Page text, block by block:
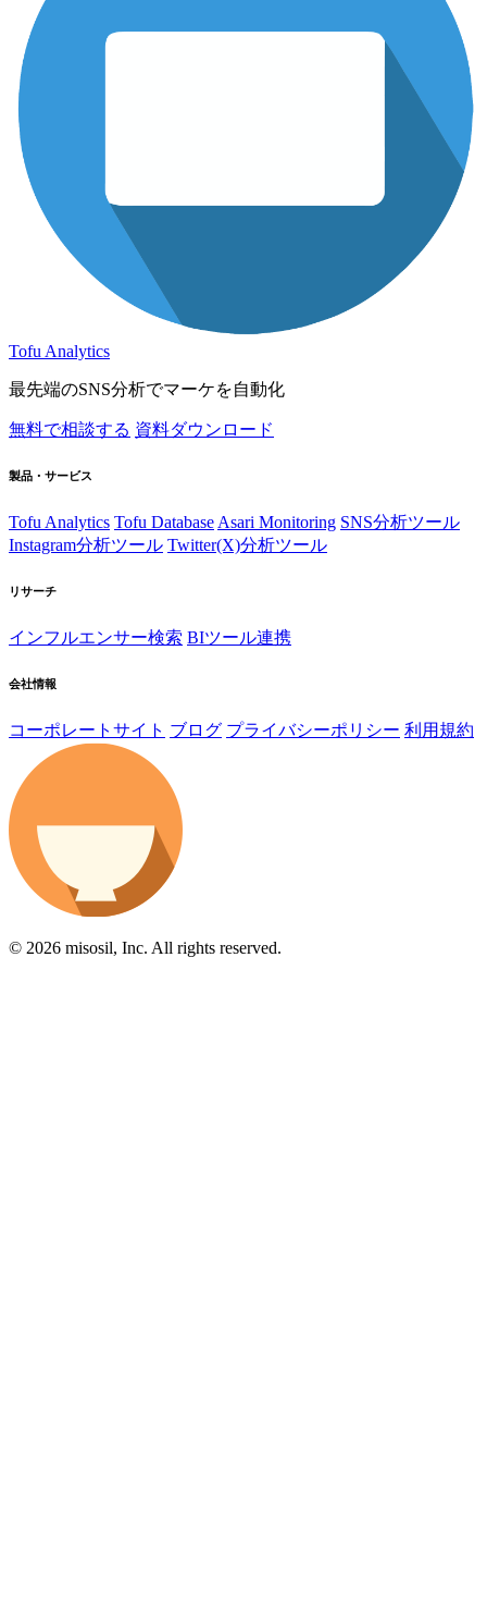
Tofu Analytics
最先端のSNS分析でマーケを自動化
無料で相談する 資料ダウンロード
製品・サービス
Tofu Analytics Tofu Database Asari Monitoring SNS分析ツール
Instagram分析ツール Twitter(X)分析ツール
リサーチ
インフルエンサー検索 BIツール連携
会社情報
コーポレートサイト ブログ プライバシーポリシー 利用規約
© 2026 misosil, Inc. All rights reserved.